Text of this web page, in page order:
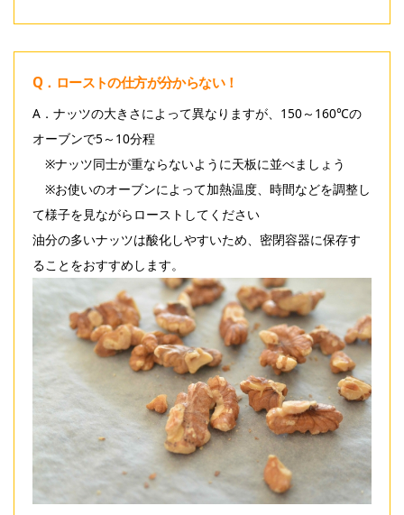
Q．ローストの仕方が分からない！
A．ナッツの大きさによって異なりますが、150～160℃の
オーブンで5～10分程
※ナッツ同士が重ならないように天板に並べましょう
※お使いのオーブンによって加熱温度、時間などを調整し
て様子を見ながらローストしてください
油分の多いナッツは酸化しやすいため、密閉容器に保存す
ることをおすすめします。